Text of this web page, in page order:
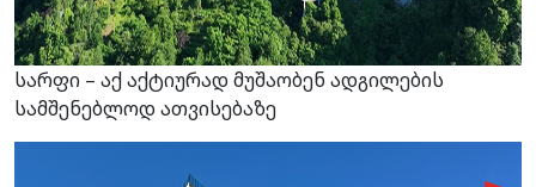
სარფი – აქ აქტიურად მუშაობენ ადგილების
სამშენებლოდ ათვისებაზე